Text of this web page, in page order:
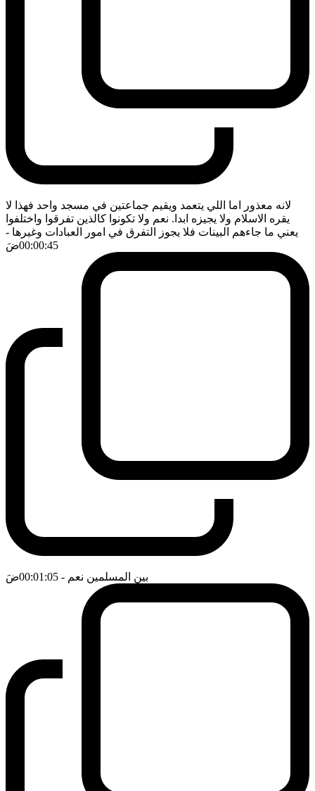
لانه معذور اما اللي يتعمد ويقيم جماعتين في مسجد واحد فهذا لا
يقره الاسلام ولا يجيزه ابدا. نعم ولا تكونوا كالذين تفرقوا واختلفوا
يعني ما جاءهم البينات فلا يجوز التفرق في امور العبادات وغيرها -
00:00:45ضَ
بين المسلمين نعم - 00:01:05 ضَ